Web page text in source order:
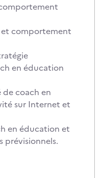
comportement
en éducation
coach en
sur Internet et
en éducation et